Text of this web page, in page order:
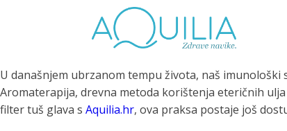
U današnjem ubrzanom tempu života, naš
Aromaterapija, drevna metoda korištenja eteričnih
filter tuš glava s Aquilia.hr, ova praksa postaje još